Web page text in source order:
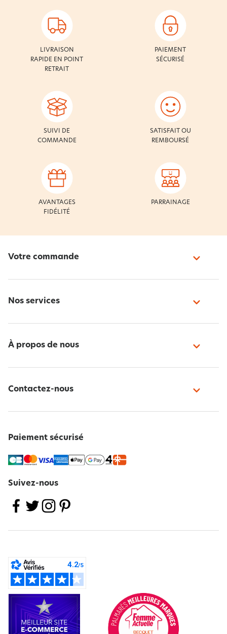
LIVRAISON
RAPIDE EN POINT
RETRAIT
PAIEMENT
SÉCURISÉ
SUIVI DE
COMMANDE
SATISFAIT OU
REMBOURSÉ
AVANTAGES
FIDÉLITÉ
PARRAINAGE
Votre commande
Nos services
À propos de nous
Contactez-nous
Paiement sécurisé
Suivez-nous